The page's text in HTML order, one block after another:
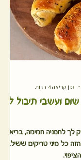
שום ועשבי תיבול
לחמניה חמימה, בריאה
כל מיני טריקים ששילבתי
זמן קריאה 4 דקות